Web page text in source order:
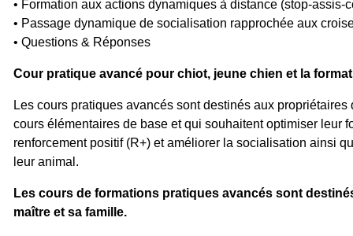
• Formation aux actions dynamiques à distance (stop-assis-
• Passage dynamique de socialisation rapprochée aux
• Questions & Réponses
Cour pratique avancé pour chiot, jeune chien et la
Les cours pratiques avancés sont destinés aux propriétaires
cours élémentaires de base et qui souhaitent optimiser leur
renforcement positif (R+) et améliorer la socialisation ainsi
leur animal.
Les cours de formations pratiques avancés sont
maître et sa famille.